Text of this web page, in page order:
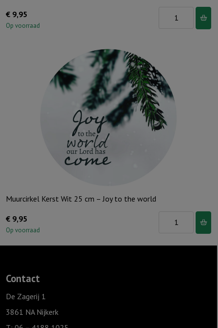
€ 9,95
Op voorraad
Muurcirkel
Jezus
Overwinnaar
aantal
Muurcirkel Kerst Wit 25 cm – Joy to the world
€ 9,95
Op voorraad
Wit
Contact
De Zagerij 1
3861 NA Nijkerk